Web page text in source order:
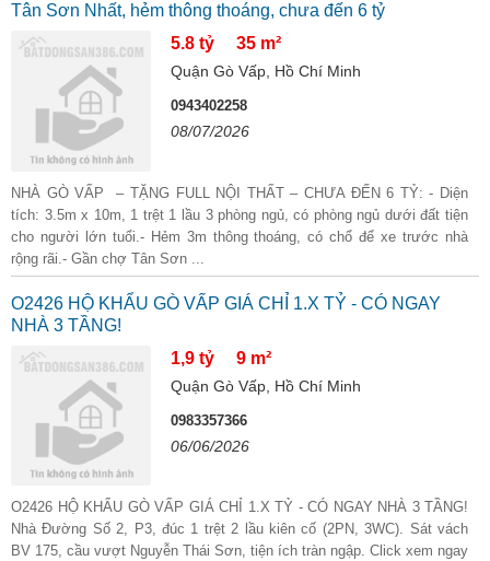
Tân Sơn Nhất, hẻm thông thoáng, chưa đến 6 tỷ
5.8 tỷ
35 m²
Quận Gò Vấp, Hồ Chí Minh
0943402258
08/07/2026
NHÀ GÒ VẤP – TẶNG FULL NỘI THẤT – CHƯA ĐẾN 6 TỶ: - Diện
tích: 3.5m x 10m, 1 trệt 1 lầu 3 phòng ngủ, có phòng ngủ dưới đất tiện
cho người lớn tuổi.- Hẻm 3m thông thoáng, có chổ để xe trước nhà
rộng rãi.- Gần chợ Tân Sơn ...
O2426 HỘ KHẨU GÒ VẤP GIÁ CHỈ 1.X TỶ - CÓ NGAY
NHÀ 3 TẦNG!
1,9 tỷ
9 m²
Quận Gò Vấp, Hồ Chí Minh
0983357366
06/06/2026
O2426 HỘ KHẨU GÒ VẤP GIÁ CHỈ 1.X TỶ - CÓ NGAY NHÀ 3 TẦNG!
Nhà Đường Số 2, P3, đúc 1 trệt 2 lầu kiên cố (2PN, 3WC). Sát vách
BV 175, cầu vượt Nguyễn Thái Sơn, tiện ích tràn ngập. Click xem ngay